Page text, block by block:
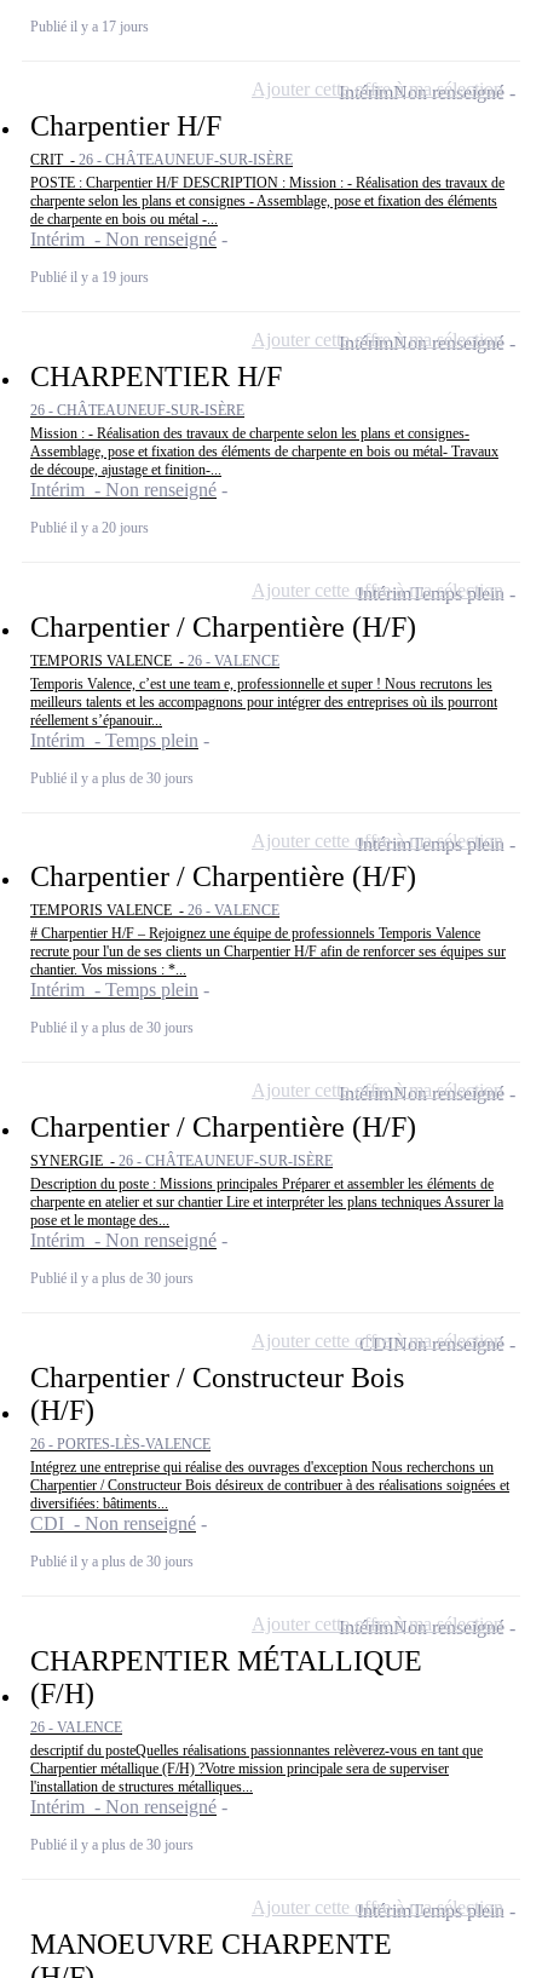
Publié il y a 17 jours
Charpentier H/F
CRIT - 26 - CHÂTEAUNEUF-SUR-ISÈRE
POSTE : Charpentier H/F DESCRIPTION : Mission : - Réalisation des travaux de
charpente selon les plans et consignes - Assemblage, pose et fixation des éléments
de charpente en bois ou métal -...
Intérim - Non renseigné
Publié il y a 19 jours
IntérimNon renseigné
Ajouter cette offre à ma sélection
CHARPENTIER H/F
26 - CHÂTEAUNEUF-SUR-ISÈRE
Mission : - Réalisation des travaux de charpente selon les plans et consignes-
Assemblage, pose et fixation des éléments de charpente en bois ou métal- Travaux
de découpe, ajustage et finition-...
Intérim - Non renseigné
Publié il y a 20 jours
IntérimNon renseigné
Ajouter cette offre à ma sélection
Charpentier / Charpentière (H/F)
TEMPORIS VALENCE - 26 - VALENCE
Temporis Valence, c’est une team e, professionnelle et super ! Nous recrutons les
meilleurs talents et les accompagnons pour intégrer des entreprises où ils pourront
réellement s’épanouir...
Intérim - Temps plein
Publié il y a plus de 30 jours
IntérimTemps plein
Ajouter cette offre à ma sélection
Charpentier / Charpentière (H/F)
TEMPORIS VALENCE - 26 - VALENCE
# Charpentier H/F – Rejoignez une équipe de professionnels Temporis Valence
recrute pour l'un de ses clients un Charpentier H/F afin de renforcer ses équipes sur
chantier. Vos missions : *...
Intérim - Temps plein
Publié il y a plus de 30 jours
IntérimTemps plein
Ajouter cette offre à ma sélection
Charpentier / Charpentière (H/F)
SYNERGIE - 26 - CHÂTEAUNEUF-SUR-ISÈRE
Description du poste : Missions principales Préparer et assembler les éléments de
charpente en atelier et sur chantier Lire et interpréter les plans techniques Assurer la
pose et le montage des...
Intérim - Non renseigné
Publié il y a plus de 30 jours
IntérimNon renseigné
Ajouter cette offre à ma sélection
Charpentier / Constructeur Bois
(H/F)
26 - PORTES-LÈS-VALENCE
Intégrez une entreprise qui réalise des ouvrages d'exception Nous recherchons un
Charpentier / Constructeur Bois désireux de contribuer à des réalisations soignées et
diversifiées: bâtiments...
CDI - Non renseigné
Publié il y a plus de 30 jours
CDINon renseigné
Ajouter cette offre à ma sélection
CHARPENTIER MÉTALLIQUE
(F/H)
26 - VALENCE
descriptif du posteQuelles réalisations passionnantes relèverez-vous en tant que
Charpentier métallique (F/H) ?Votre mission principale sera de superviser
l'installation de structures métalliques...
Intérim - Non renseigné
Publié il y a plus de 30 jours
IntérimNon renseigné
Ajouter cette offre à ma sélection
MANOEUVRE CHARPENTE
IntérimTemps plein
Ajouter cette offre à ma sélection